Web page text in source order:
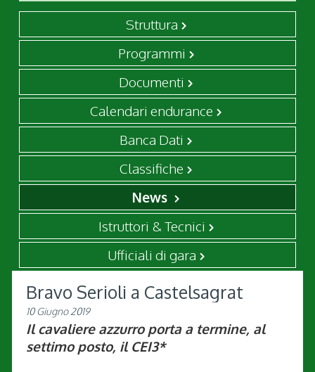
Struttura
Programmi
Documenti
Calendari endurance
Banca Dati
Classifiche
News
Istruttori & Tecnici
Ufficiali di gara
Bravo Serioli a Castelsagrat
10 Giugno 2019
Il cavaliere azzurro porta a termine, al
settimo posto, il CEI3*